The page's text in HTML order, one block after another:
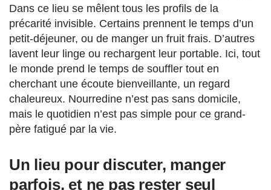
Dans ce lieu se mêlent tous les profils de la
précarité invisible. Certains prennent le temps d’un
petit-déjeuner, ou de manger un fruit frais. D’autres
lavent leur linge ou rechargent leur portable. Ici, tout
le monde prend le temps de souffler tout en
cherchant une écoute bienveillante, un regard
chaleureux. Nourredine n’est pas sans domicile,
mais le quotidien n’est pas simple pour ce grand-
père fatigué par la vie.
Un lieu pour discuter, manger
parfois, et ne pas rester seul